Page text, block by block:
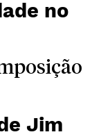
no
Jim